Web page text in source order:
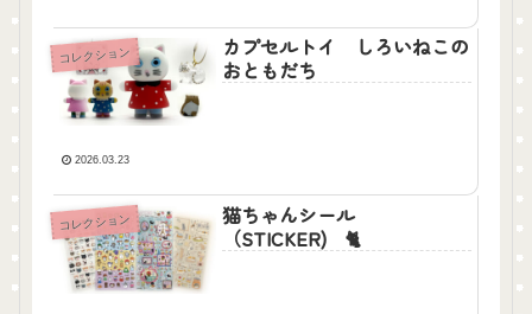
コレクション
カプセルトイ しろいねこの
おともだち
2026.03.23
コレクション
猫ちゃんシール
（STICKER) 🐈